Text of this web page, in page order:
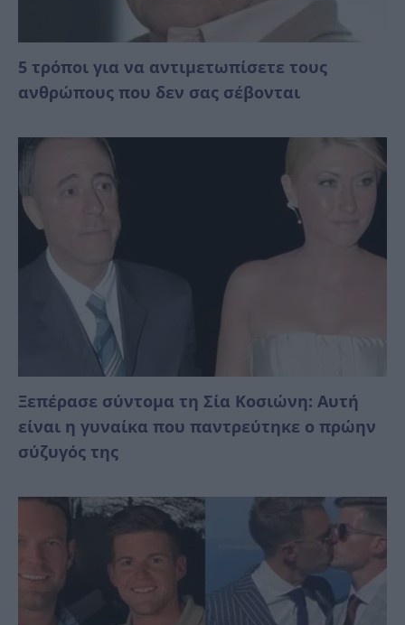
5 τρόποι για να αντιμετωπίσετε τους
ανθρώπους που δεν σας σέβονται
Ξεπέρασε σύντομα τη Σία Κοσιώνη: Αυτή
είναι η γυναίκα που παντρεύτηκε ο πρώην
σύζυγός της